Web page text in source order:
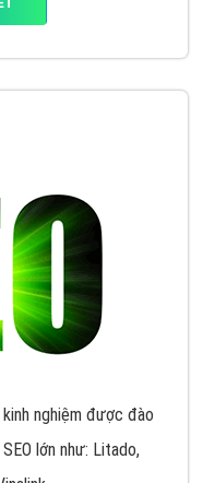
và nhược điểm của